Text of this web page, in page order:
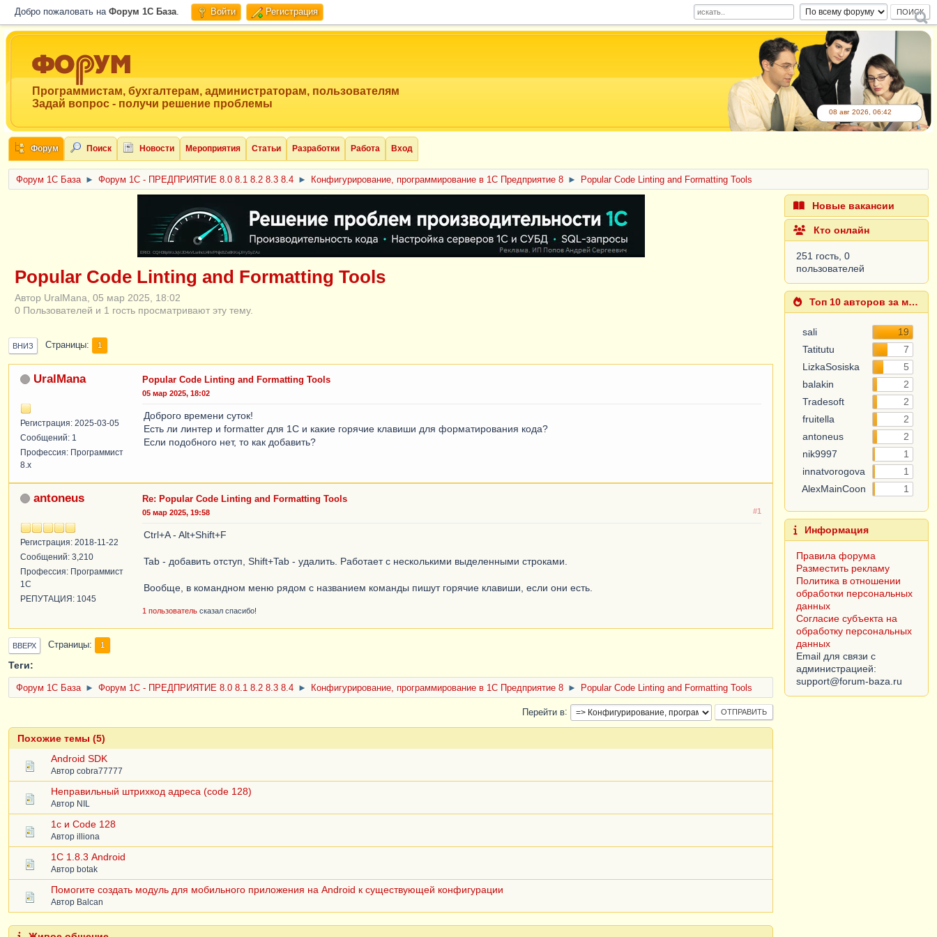
Добро пожаловать на Форум 1C База. Войти Регистрация
Программистам, бухгалтерам, администраторам, пользователям
Задай вопрос - получи решение проблемы
08 авг 2026, 06:42
Форум Поиск Новости Мероприятия Статьи Разработки Работа Вход
Форум 1C База ► Форум 1С - ПРЕДПРИЯТИЕ 8.0 8.1 8.2 8.3 8.4 ► Конфигурирование, программирование в 1С Предприятие 8 ► Popular Code Linting and Formatting Tools
ERID: CQH36pWzJqVJD4xVLsnhcU4hVPNjkBZe8KKxjJiYySyZAz
Popular Code Linting and Formatting Tools
Автор UralMana, 05 мар 2025, 18:02
0 Пользователей и 1 гость просматривают эту тему.
ВНИЗ Страницы 1
UralMana
Регистрация: 2025-03-05
Сообщений: 1
Профессия: Программист
8.x
Popular Code Linting and Formatting Tools
05 мар 2025, 18:02
Доброго времени суток!
Есть ли линтер и formatter для 1С и какие горячие клавиши для форматирования кода?
Если подобного нет, то как добавить?
antoneus
Регистрация: 2018-11-22
Сообщений: 3,210
Профессия: Программист
1С
РЕПУТАЦИЯ: 1045
Re: Popular Code Linting and Formatting Tools
#1
05 мар 2025, 19:58
Ctrl+A - Alt+Shift+F
Tab - добавить отступ, Shift+Tab - удалить. Работает с несколькими выделенными строками.
Вообще, в командном меню рядом с названием команды пишут горячие клавиши, если они есть.
1 пользователь сказал спасибо!
ВВЕРХ Страницы 1
Теги:
Форум 1C База ► Форум 1С - ПРЕДПРИЯТИЕ 8.0 8.1 8.2 8.3 8.4 ► Конфигурирование, программирование в 1С Предприятие 8 ► Popular Code Linting and Formatting Tools
Перейти в
Похожие темы (5)
Android SDK
Автор cobra77777
Неправильный штрихкод адреса (code 128)
Автор NIL
1c и Code 128
Автор illiona
1С 1.8.3 Android
Автор botak
Помогите создать модуль для мобильного приложения на Android к существующей конфигурации
Автор Balcan
Новые вакансии
Кто онлайн
251 гость, 0
пользователей
Топ 10 авторов за месяц
sali
19
Tatitutu
7
LizkaSosiska
5
balakin
2
Tradesoft
2
fruitella
2
antoneus
2
nik9997
1
innatvorogova
1
AlexMainCoon
1
Информация
Правила форума
Разместить рекламу
Политика в отношении
обработки персональных
данных
Согласие субъекта на
обработку персональных
данных
Email для связи с
администрацией: